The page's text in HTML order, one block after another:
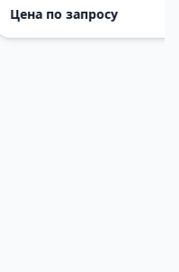
Цена по запросу